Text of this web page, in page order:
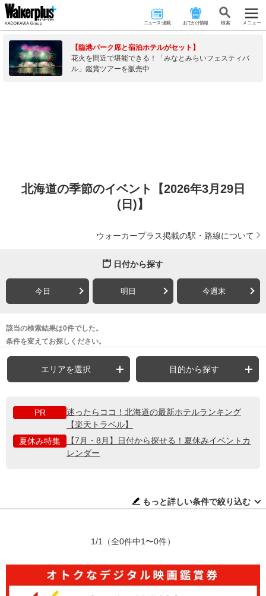
ニュース･連載 おでかけ情報 検 索 メニュー
【臨港パーク席と宿泊ホテルがセット】
花火を間近で堪能できる！「みなとみらいフェスティバ
ル」鑑賞ツアーを販売中
北海道の季節のイベント【2026年3月29日
(日)】
ウォーカープラス掲載の駅・路線について
日付から探す
今日 明日 今週末
該当の検索結果は0件でした。
条件を変えてお探しください。
エリアを選択 目的から探す
PR
迷ったらココ！北海道の最新ホテルランキング
【楽天トラベル】
夏休み特集
【7月・8月】日付から探せる！夏休みイベントカ
レンダー
もっと詳しい条件で絞り込む
1/1 （全0件中1〜0件）